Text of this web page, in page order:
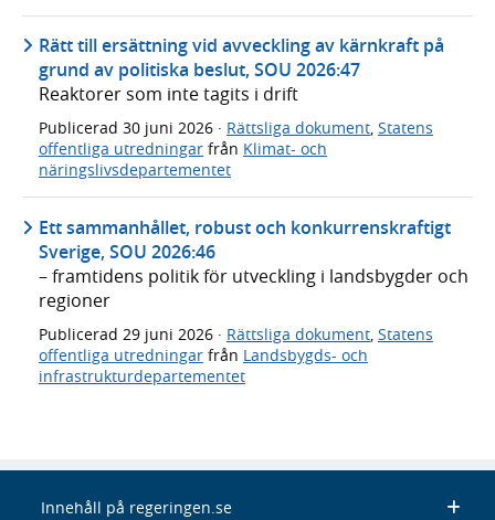
Rätt till ersättning vid avveckling av kärnkraft på
grund av politiska beslut, SOU 2026:47
Reaktorer som inte tagits i drift
Publicerad 30 juni 2026 · Rättsliga dokument, Statens
offentliga utredningar från Klimat- och
näringslivsdepartementet
Ett sammanhållet, robust och konkurrenskraftigt
Sverige, SOU 2026:46
– framtidens politik för utveckling i landsbygder och
regioner
Publicerad 29 juni 2026 · Rättsliga dokument Statens
offentliga utredningar från Landsbygds- och
infrastrukturdepartementet
Innehåll på regeringen.se